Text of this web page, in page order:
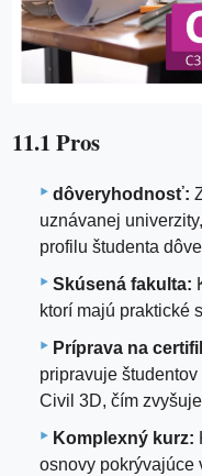
11.1 Pros
dôveryhodnosť:
uznávanej
profilu študenta
Skúsená fakulta:
ktorí majú praktické
Príprava na
pripravuje
Civil 3D, čím
Komplexný kurz:
osnovy pokrývajúce